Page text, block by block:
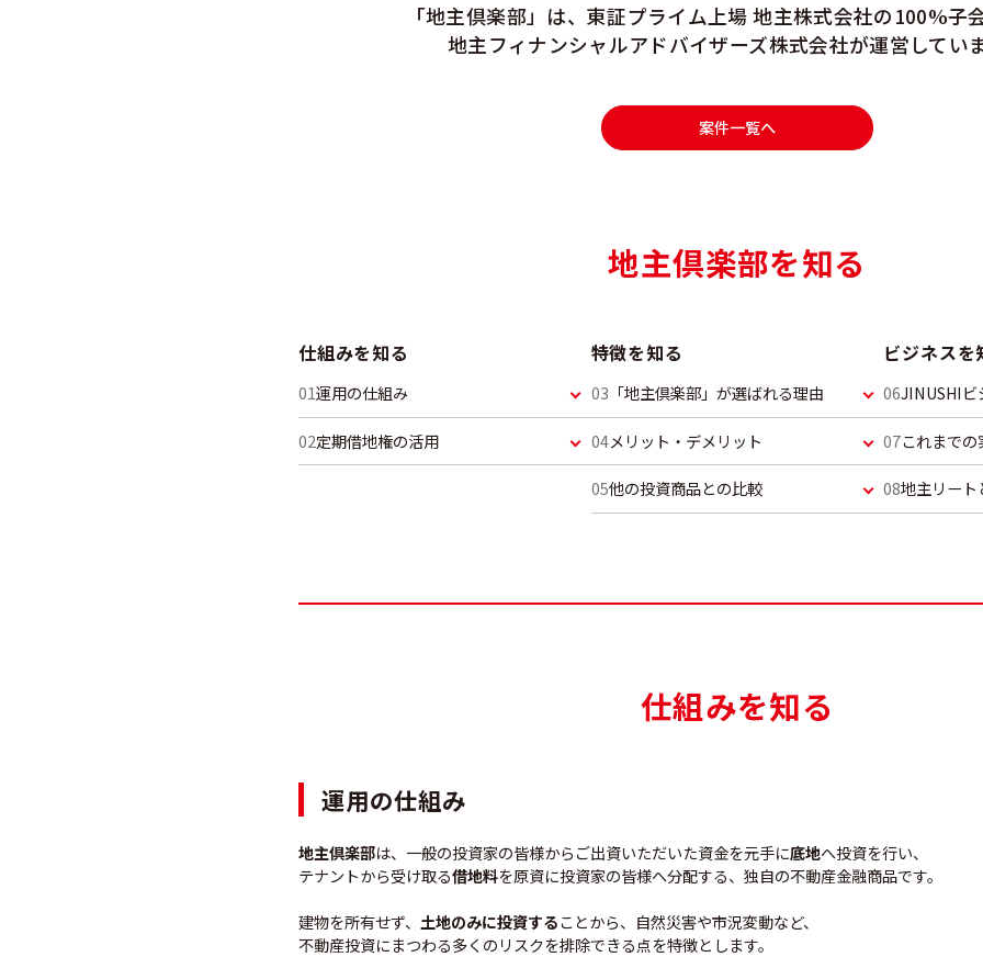
「地主倶楽部」は、 東証プライム上場 地主株式会社の100%子
地主フィナンシャルアドバイザーズ株式会社が運営してい
案件一覧へ
地主倶楽部を知る
仕組みを知る
運用の仕組み
定期借地権の活用
特徴を知る
「地主倶楽部」が選ばれる理由
メリット・デメリット
他の投資商品との比較
ビジネスを
JINUSHIビ
これまでの
地主リート
仕組みを知る
運用の仕組み
地主倶楽部は、一般の投資家の皆様からご出資いただいた資金を元手に底地へ投資を行い、
テナントから受け取る借地料を原資に投資家の皆様へ分配する、独自の不動産金融商品です。
建物を所有せず、 土地のみに投資することから、自然災害や市況変動など、
不動産投資にまつわる多くのリスクを排除できる点を特徴とします。